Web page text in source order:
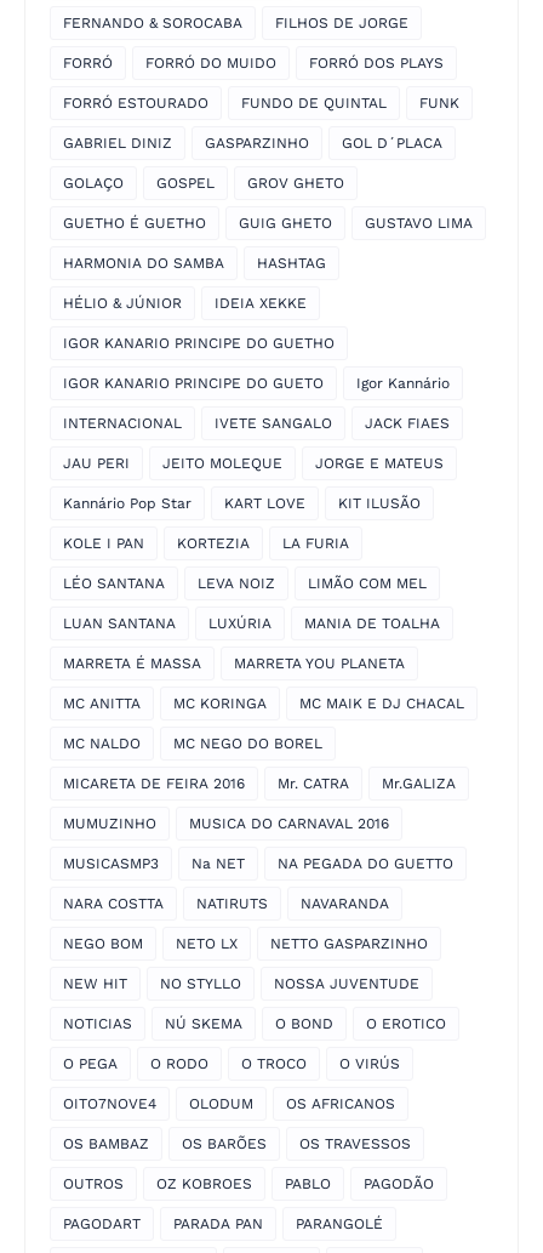
FERNANDO & SOROCABA FILHOS DE JORGE
FORRÓ FORRÓ DO MUIDO FORRÓ DOS PLAYS
FORRÓ ESTOURADO FUNDO DE QUINTAL FUNK
GABRIEL DINIZ GASPARZINHO GOL D´PLACA
GOLAÇO GOSPEL GROV GHETO
GUETHO É GUETHO GUIG GHETO GUSTAVO LIMA
HARMONIA DO SAMBA HASHTAG
HÉLIO & JÚNIOR IDEIA XEKKE
IGOR KANARIO PRINCIPE DO GUETHO
IGOR KANARIO PRINCIPE DO GUETO Igor Kannário
INTERNACIONAL IVETE SANGALO JACK FIAES
JAU PERI JEITO MOLEQUE JORGE E MATEUS
Kannário Pop Star KART LOVE KIT ILUSÃO
KOLE I PAN KORTEZIA LA FURIA
LÉO SANTANA LEVA NOIZ LIMÃO COM MEL
LUAN SANTANA LUXÚRIA MANIA DE TOALHA
MARRETA É MASSA MARRETA YOU PLANETA
MC ANITTA MC KORINGA MC MAIK E DJ CHACAL
MC NALDO MC NEGO DO BOREL
MICARETA DE FEIRA 2016 Mr. CATRA Mr.GALIZA
MUMUZINHO MUSICA DO CARNAVAL 2016
MUSICASMP3 Na NET NA PEGADA DO GUETTO
NARA COSTTA NATIRUTS NAVARANDA
NEGO BOM NETO LX NETTO GASPARZINHO
NEW HIT NO STYLLO NOSSA JUVENTUDE
NOTICIAS NÚ SKEMA O BOND O EROTICO
O PEGA O RODO O TROCO O VIRÚS
OITO7NOVE4 OLODUM OS AFRICANOS
OS BAMBAZ OS BARÕES OS TRAVESSOS
OUTROS OZ KOBROES PABLO PAGODÃO
PAGODART PARADA PAN PARANGOLÉ